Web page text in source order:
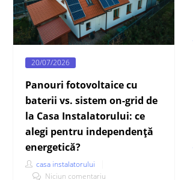
20/07/2026
Panouri fotovoltaice cu
baterii vs. sistem on-grid de
la Casa Instalatorului: ce
alegi pentru independență
energetică?
casa instalatorului
Niciun comentariu